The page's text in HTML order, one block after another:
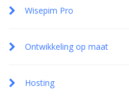
Wisepim Pro
Ontwikkeling op maat
Hosting